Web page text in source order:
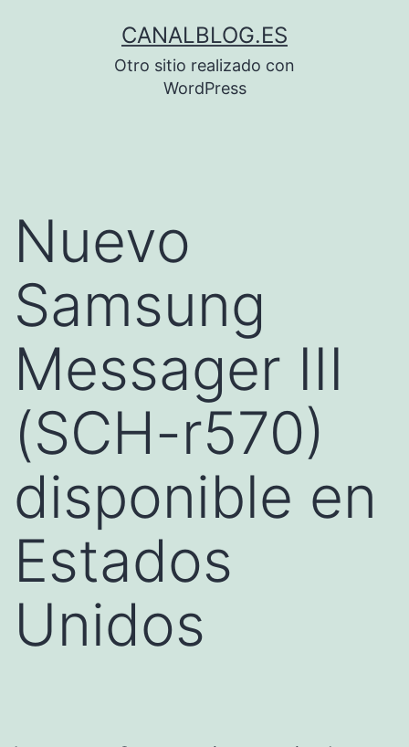
CANALBLOG.ES
Otro sitio realizado con
WordPress
Nuevo
Samsung
Messager III
(SCH-r570)
disponible en
Estados
Unidos